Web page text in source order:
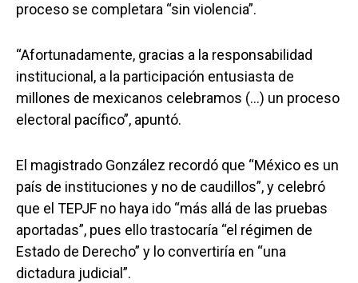
proceso se completara “sin violencia”.
“Afortunadamente, gracias a la responsabilidad
institucional, a la participación entusiasta de
millones de mexicanos celebramos (…) un proceso
electoral pacífico”, apuntó.
El magistrado González recordó que “México es un
país de instituciones y no de caudillos”, y celebró
que el TEPJF no haya ido “más allá de las pruebas
aportadas”, pues ello trastocaría “el régimen de
Estado de Derecho” y lo convertiría en “una
dictadura judicial”.